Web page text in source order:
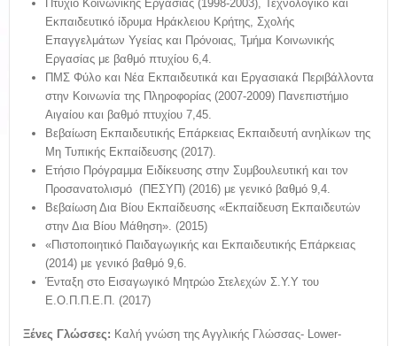
Πτυχίο Κοινωνικής Εργασίας (1998-2003), Τεχνολογικό και
Εκπαιδευτικό ίδρυμα Ηράκλειου Κρήτης, Σχολής
Επαγγελμάτων Υγείας και Πρόνοιας, Τμήμα Κοινωνικής
Εργασίας με βαθμό πτυχίου 6,4.
ΠΜΣ Φύλο και Νέα Εκπαιδευτικά και Εργασιακά Περιβάλλοντα
στην Κοινωνία της Πληροφορίας (2007-2009) Πανεπιστήμιο
Αιγαίου και βαθμό πτυχίου 7,45.
Βεβαίωση Εκπαιδευτικής Επάρκειας Εκπαιδευτή ανηλίκων της
Μη Τυπικής Εκπαίδευσης (2017).
Ετήσιο Πρόγραμμα Ειδίκευσης στην Συμβουλευτική και τον
Προσανατολισμό (ΠΕΣΥΠ) (2016) με γενικό βαθμό 9,4.
Βεβαίωση Δια Βίου Εκπαίδευσης «Εκπαίδευση Εκπαιδευτών
στην Δια Βίου Μάθηση». (2015)
«Πιστοποιητικό Παιδαγωγικής και Εκπαιδευτικής Επάρκειας
(2014) με γενικό βαθμό 9,6.
Ένταξη στο Εισαγωγικό Μητρώο Στελεχών Σ.Υ.Υ του
Ε.Ο.Π.Π.Ε.Π. (2017)
Ξένες Γλώσσες: Καλή γνώση της Αγγλικής Γλώσσας- Lower-